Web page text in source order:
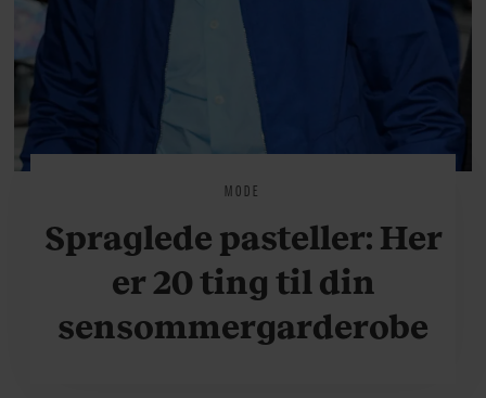
MODE
Spraglede pasteller: Her
er 20 ting til din
sensommergarderobe